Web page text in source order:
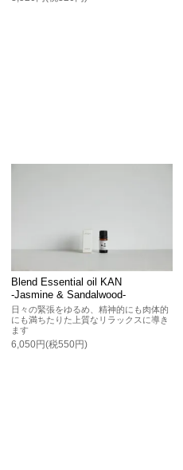
Blend Essential oil KAN
-Jasmine & Sandalwood-
日々の緊張をゆるめ、精神的にも肉体的
にも満ちたりた上質なリラックスに導き
ます
6,050円(税550円)